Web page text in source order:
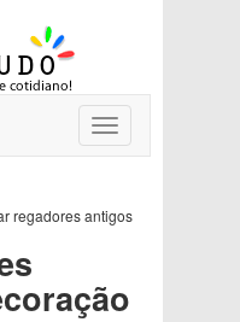
Toggle
navigation
regadores antigos